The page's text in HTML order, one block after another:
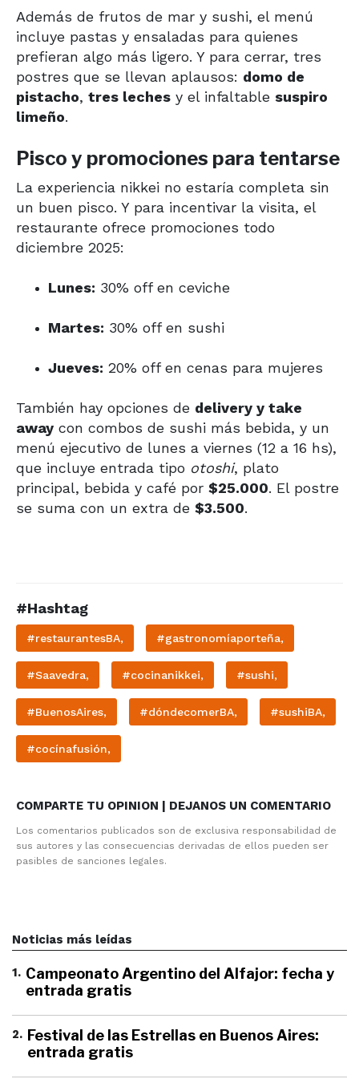
Además de frutos de mar y sushi, el menú
incluye pastas y ensaladas para quienes
prefieran algo más ligero. Y para cerrar, tres
postres que se llevan aplausos: domo de
pistacho, tres leches y el infaltable suspiro
limeño.
Pisco y promociones para tentarse
La experiencia nikkei no estaría completa sin
un buen pisco. Y para incentivar la visita, el
restaurante ofrece promociones todo
diciembre 2025:
Lunes: 30% off en ceviche
Martes: 30% off en sushi
Jueves: 20% off en cenas para mujeres
También hay opciones de delivery y take
away con combos de sushi más bebida, y un
menú ejecutivo de lunes a viernes (12 a 16 hs),
que incluye entrada tipo otoshi, plato
principal, bebida y café por $25.000. El postre
se suma con un extra de $3.500.
#Hashtag
#restaurantesBA, #gastronomíaporteña,
#Saavedra, #cocinanikkei, #sushi,
#BuenosAires, #dóndecomerBA, #sushiBA,
#cocínafusión,
COMPARTE TU OPINION | DEJANOS UN COMENTARIO
Los comentarios publicados son de exclusiva responsabilidad de
sus autores y las consecuencias derivadas de ellos pueden ser
pasibles de sanciones legales.
Noticias más leídas
1. Campeonato Argentino del Alfajor: fecha y
entrada gratis
2. Festival de las Estrellas en Buenos Aires:
entrada gratis